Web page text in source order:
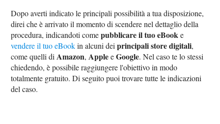
Dopo averti indicato le principali possibilità a tua disposizione,
direi che è arrivato il momento di scendere nel dettaglio della
procedura, indicandoti comepubblicare il tuo eBooke
vendere il tuo eBookin alcuni deiprincipali store digitali,
come quelli di Amazon, AppleeGoogle. Nel caso te lo stessi
chiedendo, è possibile raggiungere l'obiettivo in modo
totalmente gratuito. Di seguito puoi trovare tutte le indicazioni
del caso.